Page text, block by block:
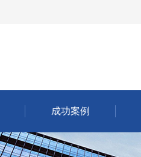
成功案例